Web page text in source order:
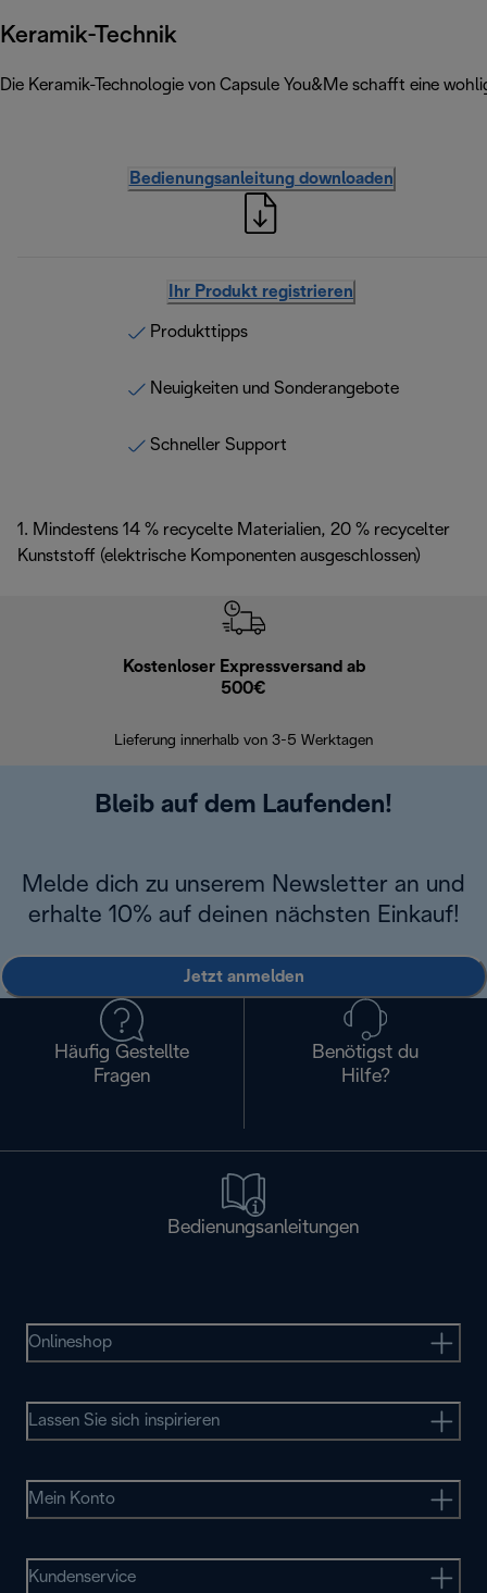
Keramik-Technik
Die Keramik-Technologie von Capsule You&Me schafft eine
Bedienungsanleitung downloaden
Ihr Produkt registrieren
Produkttipps
Neuigkeiten und Sonderangebote
Schneller Support
1. Mindestens 14 % recycelte Materialien, 20 % recycelter
Kunststoff (elektrische Komponenten ausgeschlossen)
Kostenloser Expressversand ab
500€
Lieferung innerhalb von 3-5 Werktagen
Bleib auf dem Laufenden!
Melde dich zu unserem Newsletter an und
erhalte 10% auf deinen nächsten Einkauf!
Jetzt anmelden
Häufig Gestellte
Fragen
Benötigst du
Hilfe?
Bedienungsanleitungen
Onlineshop
Lassen Sie sich inspirieren
Mein Konto
Kundenservice